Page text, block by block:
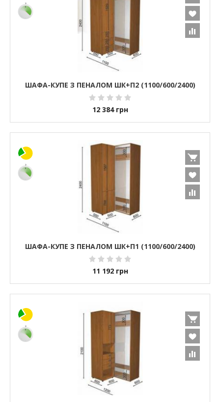
ШАФА-КУПЕ З ПЕНАЛОМ ШК+П2 (1100/600/2400)
12 384 грн
ШАФА-КУПЕ З ПЕНАЛОМ ШК+П1 (1100/600/2400)
11 192 грн